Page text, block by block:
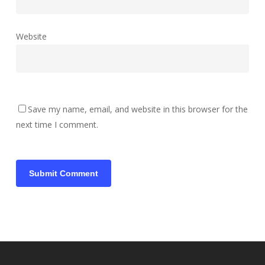
Website
Save my name, email, and website in this browser for the
next time I comment.